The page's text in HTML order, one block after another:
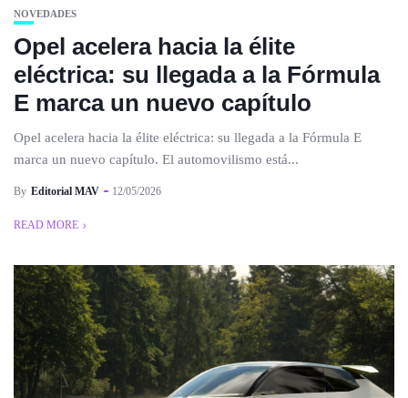
NOVEDADES
Opel acelera hacia la élite
eléctrica: su llegada a la Fórmula
E marca un nuevo capítulo
Opel acelera hacia la élite eléctrica: su llegada a la Fórmula E
marca un nuevo capítulo. El automovilismo está...
By Editorial MAV 12/05/2026
READ MORE